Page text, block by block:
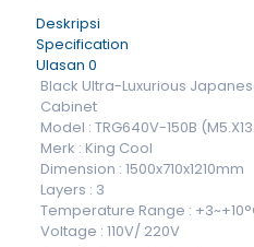
Deskripsi
Specification
Ulasan 0
Black Ultra-Luxurious
Cabinet
Model : TRG640V-150B
Merk : King Cool
Dimension : 1500x710x1210mm
Layers : 3
Temperature Range :
Voltage : 110V/ 220V